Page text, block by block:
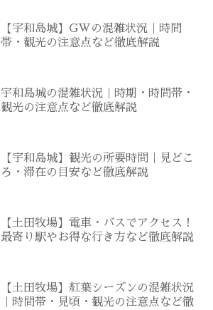
【宇和島城】GWの混雑状況｜時間
帯・観光の注意点など徹底解説
宇和島城の混雑状況｜時期・時間帯・
観光の注意点など徹底解説
【宇和島城】観光の所要時間｜見どこ
ろ・滞在の目安など徹底解説
【土田牧場】電車・バスでアクセス！
最寄り駅やお得な行き方など徹底解説
【土田牧場】紅葉シーズンの混雑状況
｜時間帯・見頃・観光の注意点など徹